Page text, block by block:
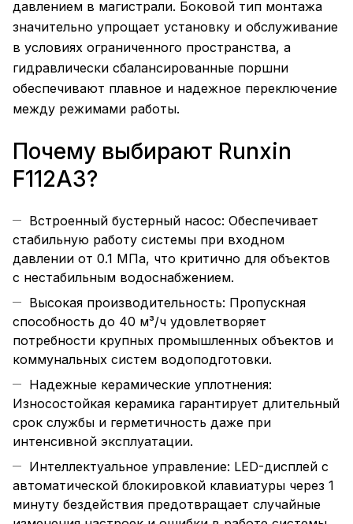
давлением в магистрали. Боковой тип монтажа
значительно упрощает установку и обслуживание
в условиях ограниченного пространства, а
гидравлически сбалансированные поршни
обеспечивают плавное и надежное переключение
между режимами работы.
Почему выбирают Runxin
F112A3?
Встроенный бустерный насос: Обеспечивает
стабильную работу системы при входном
давлении от 0.1 МПа, что критично для объектов
с нестабильным водоснабжением.
Высокая производительность: Пропускная
способность до 40 м³/ч удовлетворяет
потребности крупных промышленных объектов и
коммунальных систем водоподготовки.
Надежные керамические уплотнения:
Износостойкая керамика гарантирует длительный
срок службы и герметичность даже при
интенсивной эксплуатации.
Интеллектуальное управление: LED-дисплей с
автоматической блокировкой клавиатуры через 1
минуту бездействия предотвращает случайные